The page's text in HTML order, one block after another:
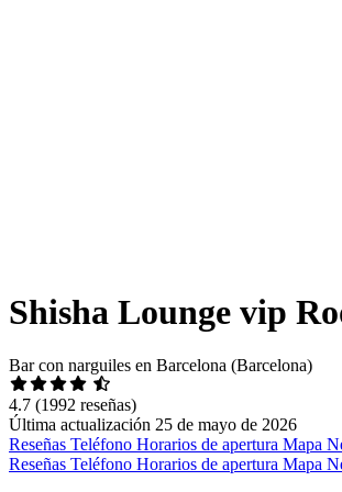
Shisha Lounge vip
Bar con narguiles en Barcelona (Barcelona)
4.7 (1992 reseñas)
Última actualización 25 de mayo de 2026
Reseñas Teléfono Horarios de apertura Mapa
Reseñas Teléfono Horarios de apertura Mapa